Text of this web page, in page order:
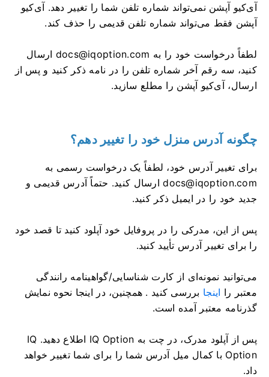
آی‌کیو آپشن نمی‌تواند شماره تلفن شما را تغییر دهد. آی‌کیو
آپشن فقط می‌تواند شماره تلفن قدیمی را حذف کند.
لطفاً درخواست خود را به docs@iqoption.com ارسال
کنید، سه رقم آخر شماره تلفن را در نامه ذکر کنید و پس از
ارسال، آی‌کیو آپشن را مطلع سازید.
چگونه آدرس منزل خود را تغییر دهم؟
برای تغییر آدرس خود، لطفاً یک درخواست رسمی به
docs@iqoption.comارسال کنید. حتماً آدرس قدیمی و
جدید خود را در ایمیل ذکر کنید.
پس از این، مدرکی را در پروفایل خود آپلود کنید تا قصد خود
را برای تغییر آدرس تأیید کنید.
می‌توانید نمونه‌ای از کارت شناسایی/گواهینامه رانندگی
معتبر را اینجا بررسی کنید . همچنین، در اینجا نحوه نمایش
گذرنامه معتبر آمده است.
پس از آپلود مدرک، در چت به IQ Option اطلاع دهید. IQ
Option با کمال میل آدرس شما را برای شما تغییر خواهد
داد.